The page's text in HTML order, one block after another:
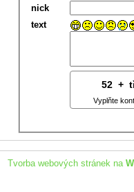
nick
text
52 +
Vyplňte
Tvorba webových stránek na